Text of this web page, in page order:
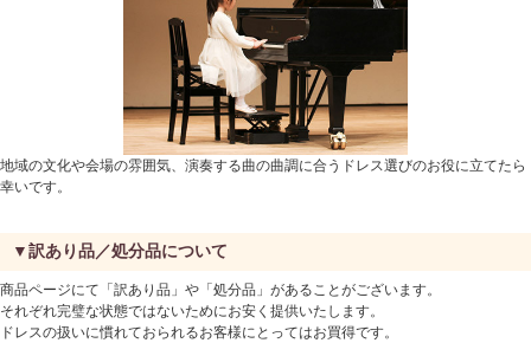
地域の文化や会場の雰囲気、演奏する曲の曲調に合うドレス選びのお役に立てたら
幸いです。
▼訳あり品／処分品について
商品ページにて「訳あり品」や「処分品」があることがございます。
それぞれ完璧な状態ではないためにお安く提供いたします。
ドレスの扱いに慣れておられるお客様にとってはお買得です。